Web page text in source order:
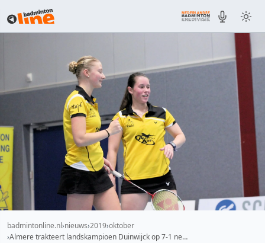
badmintonline.nl nieuws 2019 oktober
Almere trakteert landskampioen Duinwijck op 7-1 ne…